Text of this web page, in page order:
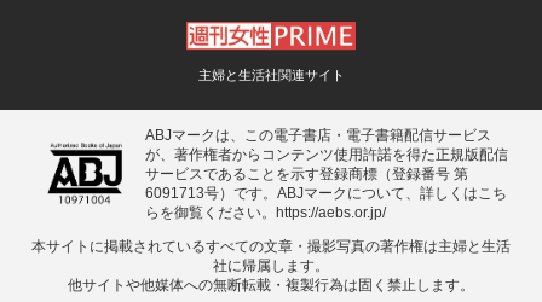
主婦と生活社関連サイト
ABJマークは、この電子書店・電子書籍配信サービス
が、著作権者からコンテンツ使用許諾を得た正規版配信
サービスであることを示す登録商標（登録番号 第
6091713号）です。ABJマークについて、詳しくはこち
らを御覧ください。 https://aebs.or.jp/
本サイトに掲載されているすべての⽂章・撮影写真の著作権は主婦と⽣活
社に帰属します。
他サイトや他媒体への無断転載・複製⾏為は固く禁⽌します。